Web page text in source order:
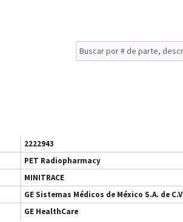
2222943
PET Radiopharmacy
MINITRACE
GE Sistemas Médicos de México S.A. de C.V
GE HealthCare